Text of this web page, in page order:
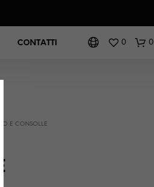
CONTATTI 0 0
E CONSOLLE